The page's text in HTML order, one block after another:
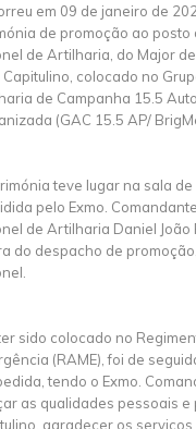
em 09 de janeiro de
de promoção ao posto
de Artilharia, do Major
Capitulino, colocado no
de Campanha 15.5
(GAC 15.5 AP/
teve lugar na sala
pelo Exmo.
de Artilharia Daniel João
do despacho de
sido colocado no
(RAME), foi de
tendo o Exmo.
as qualidades pessoais e
agradecer os